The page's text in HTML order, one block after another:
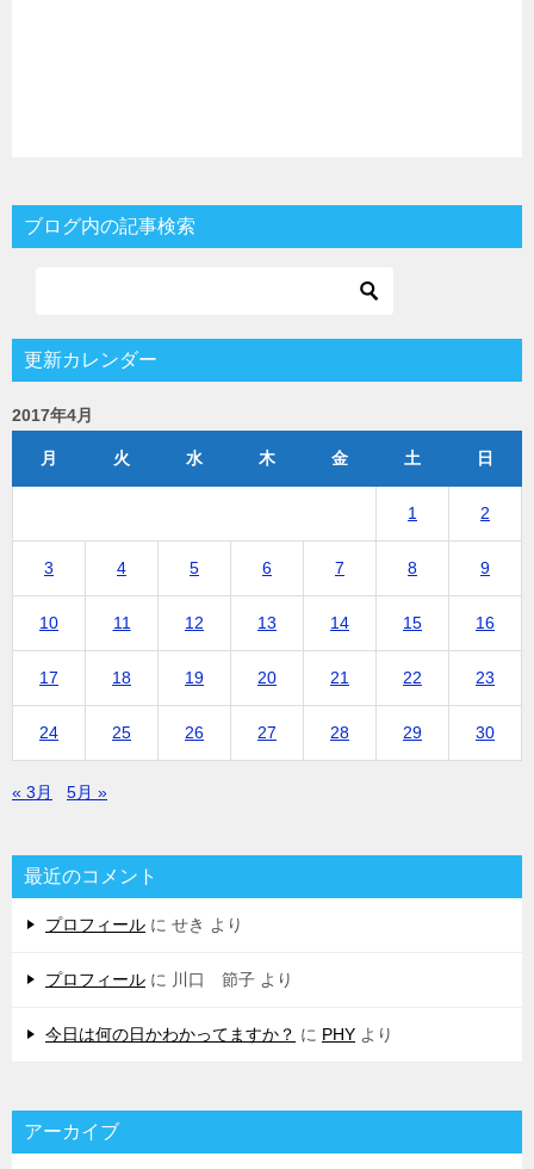
ブログ内の記事検索
更新カレンダー
2017年4月
月 火 水 木 金 土 日
1 2
3 4 5 6 7 8 9
10 11 12 13 14 15 16
17 18 19 20 21 22 23
24 25 26 27 28 29 30
« 3月 5月 »
最近のコメント
プロフィール に せき より
プロフィール に 川口 節子 より
今日は何の日かわかってますか？ に PHY より
アーカイブ